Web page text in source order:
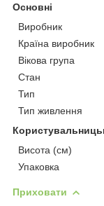
Основні
Виробник
Країна виробник
Вікова група
Стан
Тип
Тип живлення
Висота (см)
Упаковка
Приховати